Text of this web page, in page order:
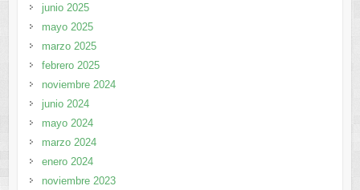
junio 2025
mayo 2025
marzo 2025
febrero 2025
noviembre 2024
junio 2024
mayo 2024
marzo 2024
enero 2024
noviembre 2023